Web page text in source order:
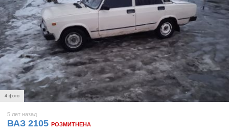
4 фото
5 лет назад
ВАЗ 2105 РОЗМИТНЕНА